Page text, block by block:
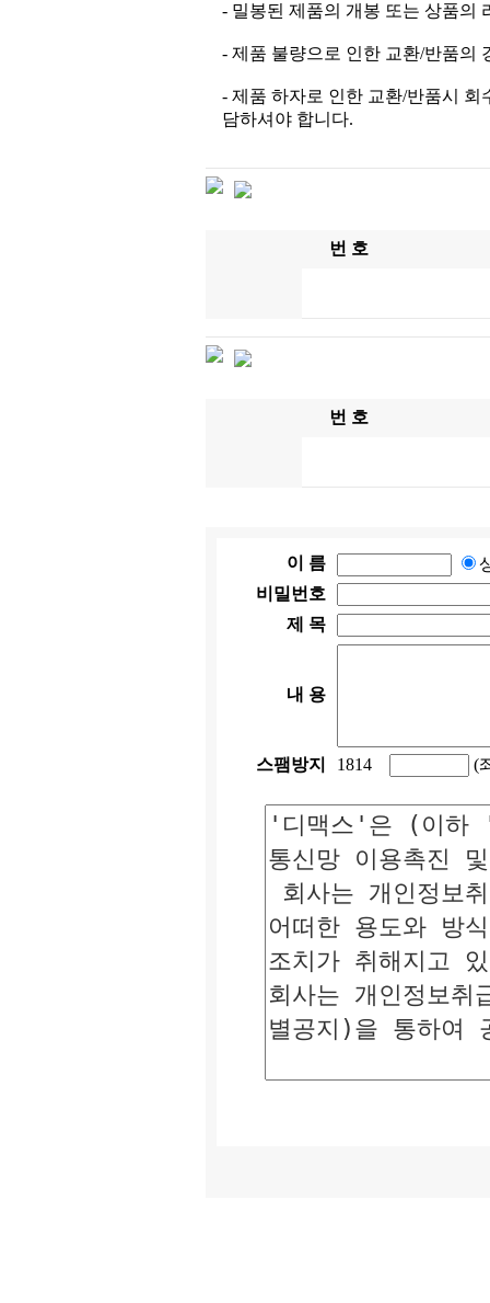
- 밀봉된 제품의 개봉 또는 상품의
- 제품 불량으로 인한 교환/반품의
- 제품 하자로 인한 교환/반품시
담하셔야 합니다.
번 호
번 호
이 름
비밀번호
제 목
내 용
스팸방지 1814 (